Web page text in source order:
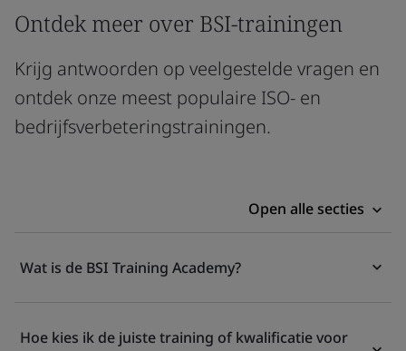
Ontdek meer over BSI-trainingen
Krijg antwoorden op veelgestelde vragen en
ontdek onze meest populaire ISO- en
bedrijfsverbeteringstrainingen.
Open alle secties
Wat is de BSI Training Academy?
Hoe kies ik de juiste training of kwalificatie voor